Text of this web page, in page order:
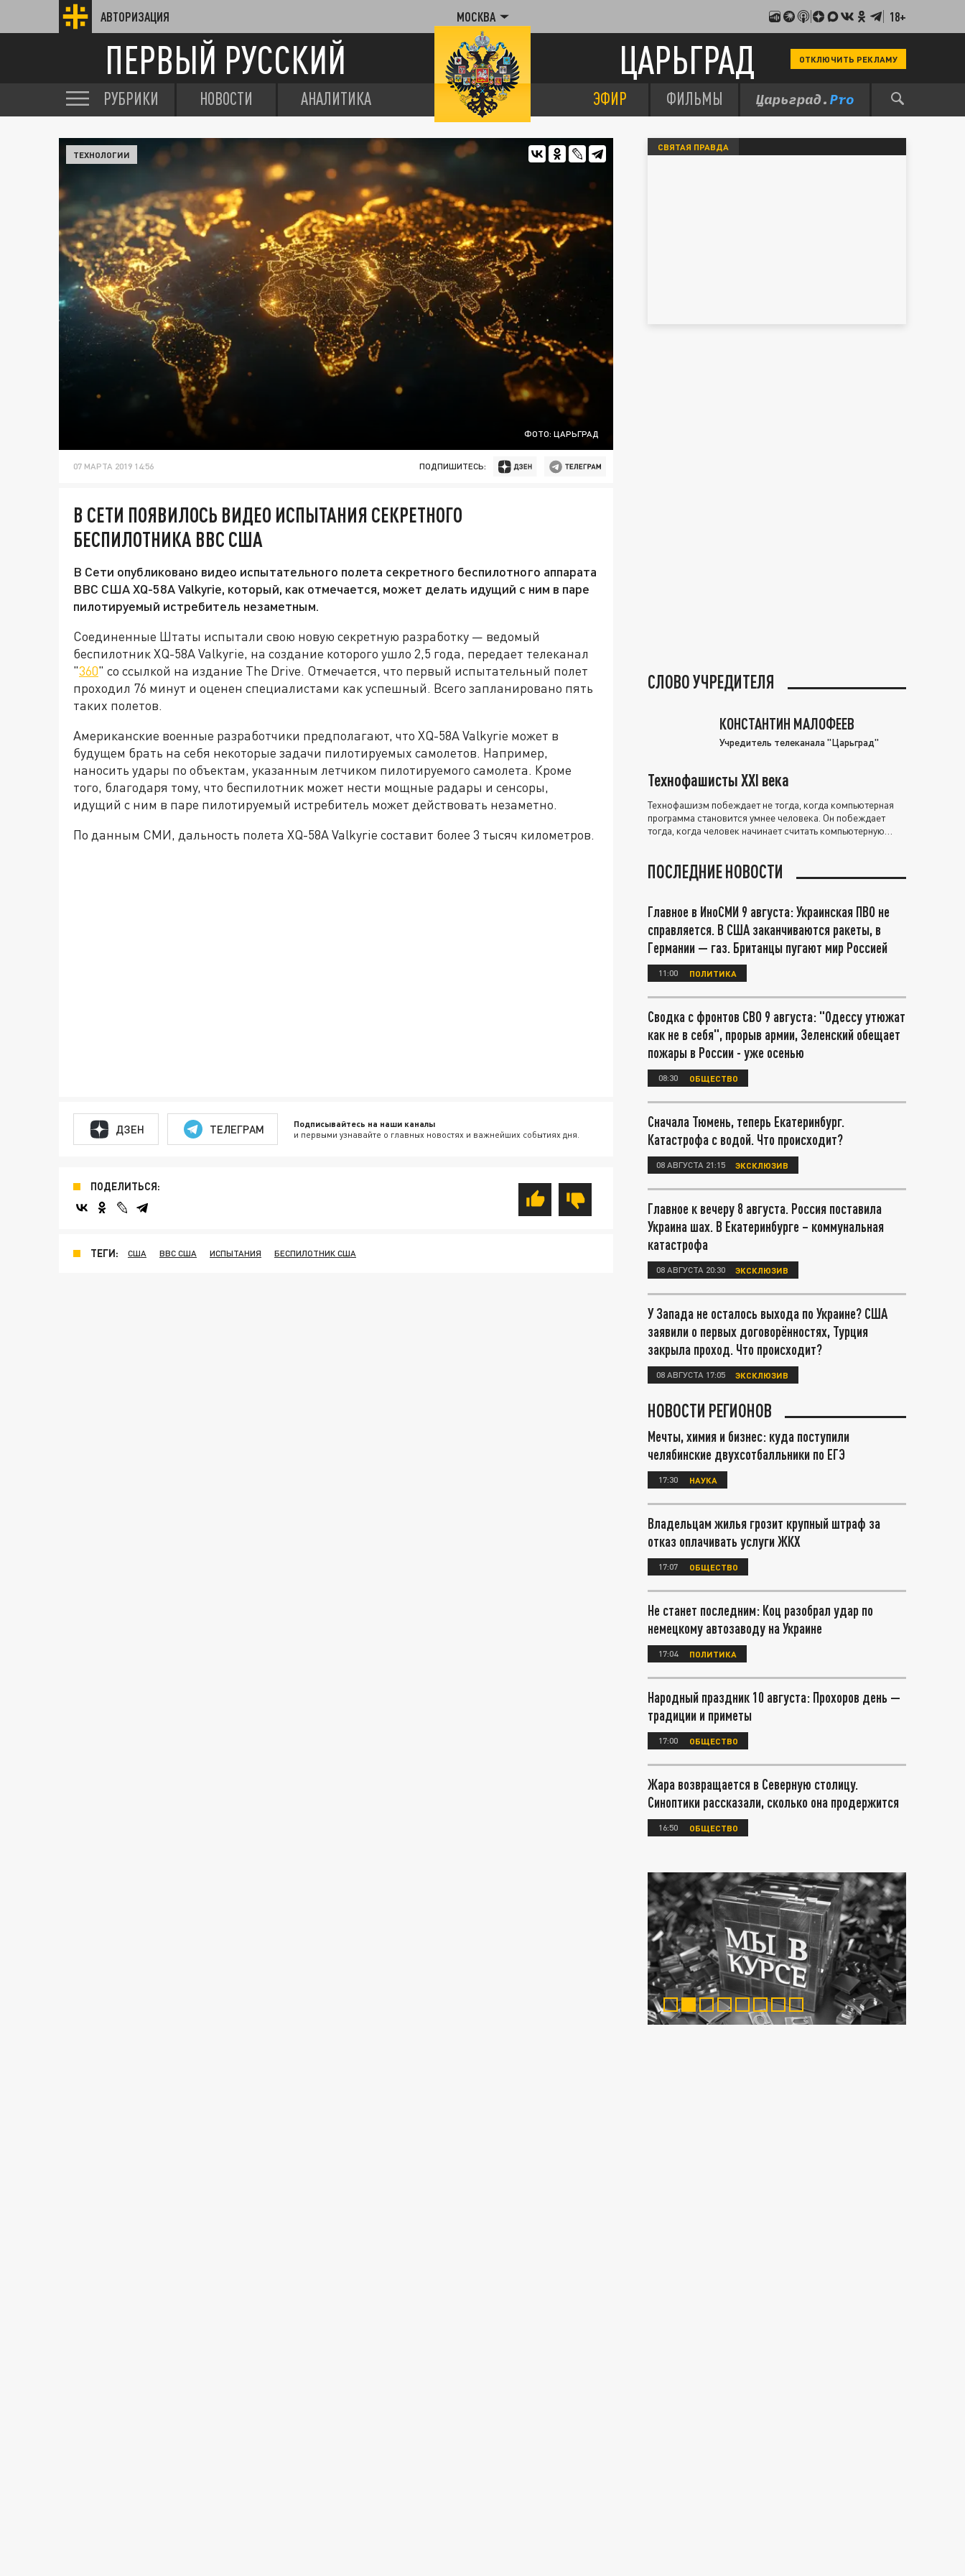
АВТОРИЗАЦИЯ МОСКВА 18+
ПЕРВЫЙ РУССКИЙ ЦАРЬГРАД ОТКЛЮЧИТЬ РЕКЛАМУ
РУБРИКИ НОВОСТИ АНАЛИТИКА ЭФИР ФИЛЬМЫ
ФОТО: ЦАРЬГРАД
ТЕХНОЛОГИИ
07 МАРТА 2019 14:56 ПОДПИШИТЕСЬ:
В СЕТИ ПОЯВИЛОСЬ ВИДЕО ИСПЫТАНИЯ СЕКРЕТНОГО
БЕСПИЛОТНИКА ВВС США
В Сети опубликовано видео испытательного полета секретного беспилотного аппарата
ВВС США XQ-58A Valkyrie, который, как отмечается, может делать идущий с ним в паре
пилотируемый истребитель незаметным.
Соединенные Штаты испытали свою новую секретную разработку — ведомый
беспилотник XQ-58A Valkyrie, на создание которого ушло 2,5 года, передает телеканал
"360" со ссылкой на издание The Drive. Отмечается, что первый испытательный полет
проходил 76 минут и оценен специалистами как успешный. Всего запланировано пять
таких полетов.
Американские военные разработчики предполагают, что XQ-58A Valkyrie может в
будущем брать на себя некоторые задачи пилотируемых самолетов. Например,
наносить удары по объектам, указанным летчиком пилотируемого самолета. Кроме
того, благодаря тому, что беспилотник может нести мощные радары и сенсоры,
идущий с ним в паре пилотируемый истребитель может действовать незаметно.
По данным СМИ, дальность полета XQ-58A Valkyrie составит более 3 тысяч километров.
ДЗЕН ТЕЛЕГРАМ Подписывайтесь на наши каналы
и первыми узнавайте о главных новостях и важнейших событиях дня.
ПОДЕЛИТЬСЯ:
ТЕГИ: США ВВС США ИСПЫТАНИЯ БЕСПИЛОТНИК США
СВЯТАЯ ПРАВДА
СЛОВО УЧРЕДИТЕЛЯ
КОНСТАНТИН МАЛОФЕЕВ
Учредитель телеканала "Царьград"
Технофашисты XXI века
Технофашизм побеждает не тогда, когда компьютерная
программа становится умнее человека. Он побеждает
тогда, когда человек начинает считать компьютерную
ПОСЛЕДНИЕ НОВОСТИ
Главное в ИноСМИ 9 августа: Украинская ПВО не
справляется. В США заканчиваются ракеты, в
Германии — газ. Британцы пугают мир Россией
11:00 ПОЛИТИКА
Сводка с фронтов СВО 9 августа: "Одессу утюжат
как не в себя", прорыв армии, Зеленский обещает
пожары в России - уже осенью
08:30 ОБЩЕСТВО
Сначала Тюмень, теперь Екатеринбург.
Катастрофа с водой. Что происходит?
08 АВГУСТА 21:15 ЭКСКЛЮЗИВ
Главное к вечеру 8 августа. Россия поставила
Украина шах. В Екатеринбурге – коммунальная
катастрофа
08 АВГУСТА 20:30 ЭКСКЛЮЗИВ
У Запада не осталось выхода по Украине? США
заявили о первых договорённостях, Турция
закрыла проход. Что происходит?
08 АВГУСТА 17:05 ЭКСКЛЮЗИВ
НОВОСТИ РЕГИОНОВ
Мечты, химия и бизнес: куда поступили
челябинские двухсотбалльники по ЕГЭ
17:30 НАУКА
Владельцам жилья грозит крупный штраф за
отказ оплачивать услуги ЖКХ
17:07 ОБЩЕСТВО
Не станет последним: Коц разобрал удар по
немецкому автозаводу на Украине
17:04 ПОЛИТИКА
Народный праздник 10 августа: Прохоров день —
традиции и приметы
17:00 ОБЩЕСТВО
Жара возвращается в Северную столицу.
Синоптики рассказали, сколько она продержится
16:50 ОБЩЕСТВО